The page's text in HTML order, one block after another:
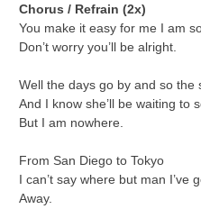
Chorus / Refrain (2x)
You make it easy for me I am
Don’t worry you’ll be alright.
Well the days go by and so the
And I know she’ll be waiting to
But I am nowhere.
From San Diego to Tokyo
I can’t say where but man I’ve
Away.